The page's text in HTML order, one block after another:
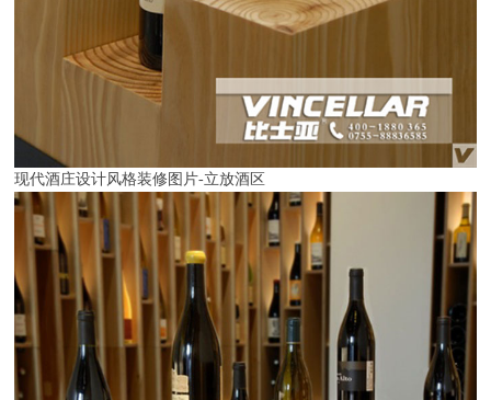
现代酒庄设计风格装修图片-立放酒区